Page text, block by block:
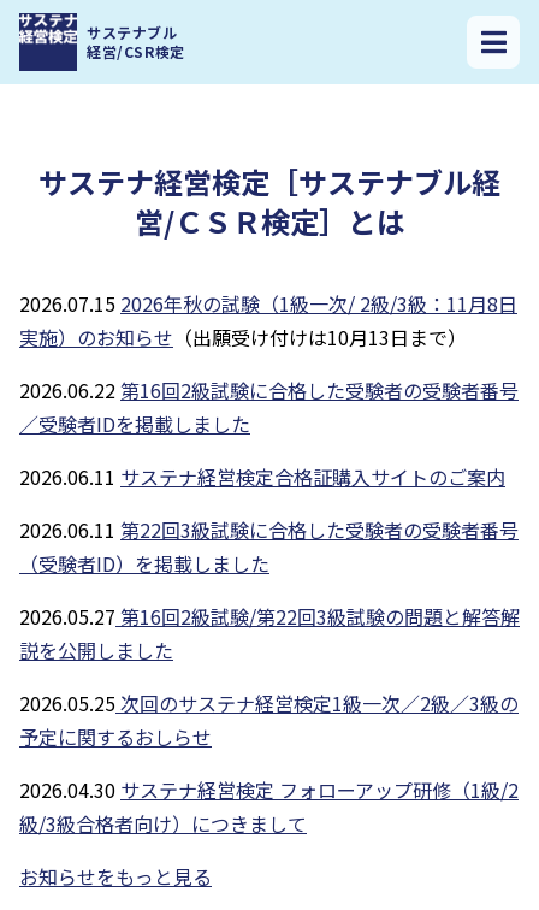
サステナブル
経営/CSR検定
サステナ経営検定トップ
サステナ経営検定［サステナブル経営/ＣＳＲ検
定］とは
サステナ経営検定［サステナブル経
営/ＣＳＲ検定］とは
2026.07.15 2026年秋の試験（1級一次/ 2級/3級：11月8日
実施）のお知らせ （出願受け付けは10月13日まで）
2026.06.22第16回2級試験に合格した受験者の受験者番号
／受験者IDを掲載しました
2026.06.11 サステナ経営検定合格証購入サイトのご案内
2026.06.11 第22回3級試験に合格した受験者の受験者番号
（受験者ID）を掲載しました
2026.05.27 第16回2級試験/第22回3級試験の問題と解答解
説を公開しました
2026.05.25次回のサステナ経営検定1級一次／2級／3級の
予定に関するおしらせ
2026.04.30 サステナ経営検定 フォローアップ研修（1級/2
級/3級合格者向け）につきまして
お知らせをもっと見る